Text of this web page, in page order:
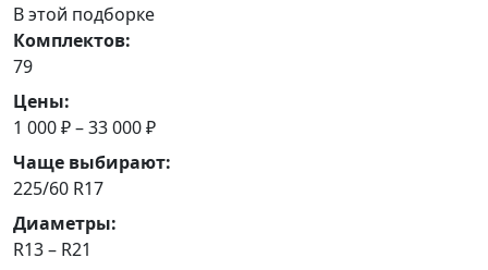
В этой подборке
Комплектов:
79
Цены:
1 000 ₽ – 33 000 ₽
Чаще выбирают:
225/60 R17
Диаметры:
R13 – R21